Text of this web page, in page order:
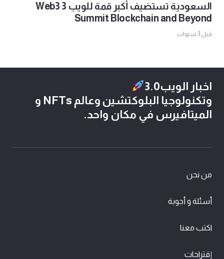
السعودية تستضيف أكبر قمة للويب 3 Web3
Summit Blockchain and Beyond
قبل 3 سنوات
اخبار الويب3.0
وتكنولوجيا البلوكتشين وعالم NFTs و
الميتافيرس في مكان واحد.
من نحن
أسئلة و أجوبة
اكتب معنا
إقتراحات